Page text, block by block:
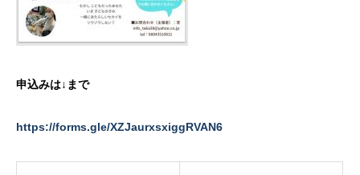
申込みは↓まで
https://forms.gle/XZJaurxsxiggRVAN6